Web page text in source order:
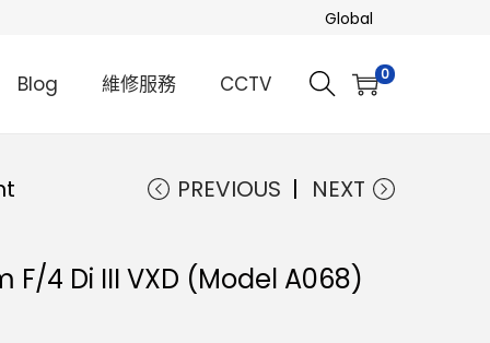
Global
Blog 維修服務 CCTV 0
PREVIOUS NEXT
F/4 Di III VXD (Model A068)